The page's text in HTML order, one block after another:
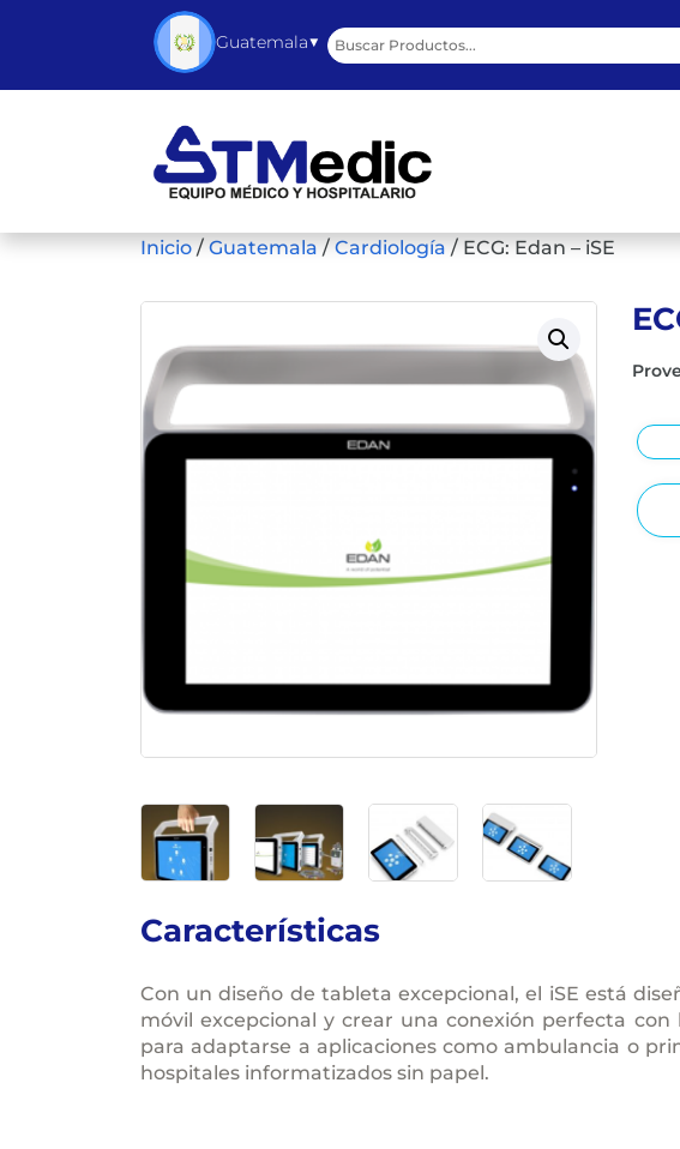
Guatemala▼
Inicio/Guatemala/Cardiología/ECG: Edan – iSE
Características
Con un diseño de tableta excepcional, el iSE está
móvil excepcional y crear una conexión perfecta con
para adaptarse a aplicaciones como ambulancia o
hospitales informatizados sin papel.